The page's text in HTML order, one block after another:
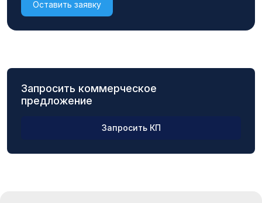
Оставить заявку
Запросить коммерческое
предложение
Запросить КП